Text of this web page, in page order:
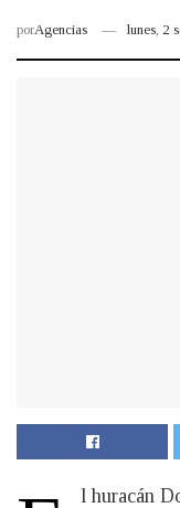
porAgencias lunes, 2
l huracán